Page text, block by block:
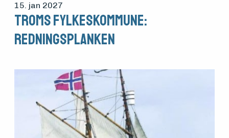
15. jan 2027
Troms fylkeskommune:
Redningsplanken